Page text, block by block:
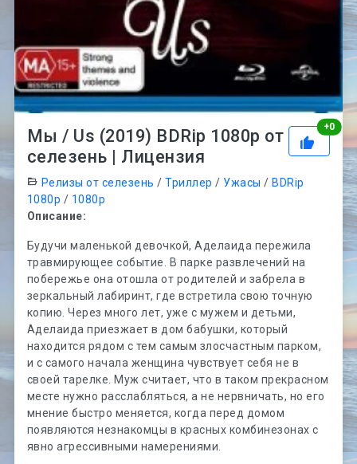
+0
Мы / Us (2019) BDRip 1080p от
селезень | Лицензия
Релизы от селезень /Триллер / Ужасы / BDRip
1080p / 1080p
Описание:
Будучи маленькой девочкой, Аделаида пережила
травмирующее событие. В парке развлечений на
побережье она отошла от родителей и забрела в
зеркальный лабиринт, где встретила свою точную
копию. Через много лет, уже с мужем и детьми,
Аделаида приезжает в дом бабушки, который
находится рядом с тем самым злосчастным парком,
и с самого начала женщина чувствует себя не в
своей тарелке. Муж считает, что в таком прекрасном
месте нужно расслабляться, а не нервничать, но его
мнение быстро меняется, когда перед домом
появляются незнакомцы в красных комбинезонах с
явно агрессивными намерениями.